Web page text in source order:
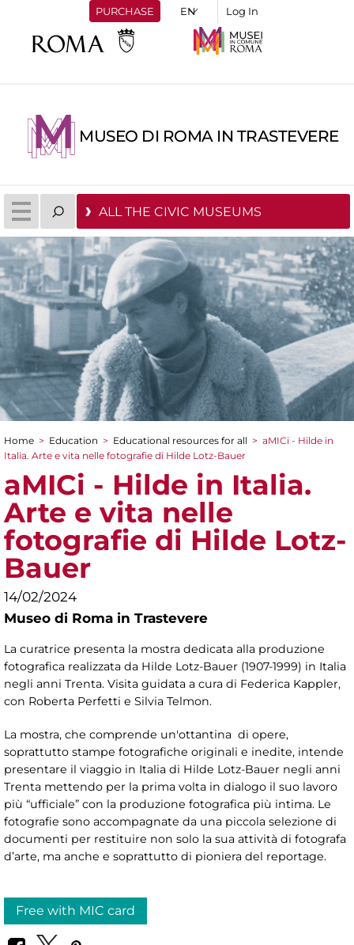
PURCHASE Log In
MUSEO DI ROMA IN TRASTEVERE
ALL THE CIVIC MUSEUMS
You are here
Home > Education > Educational resources for all > aMICi - Hilde in
Italia. Arte e vita nelle fotografie di Hilde Lotz-Bauer
aMICi - Hilde in Italia.
Arte e vita nelle
fotografie di Hilde Lotz-
Bauer
14/02/2024
Museo di Roma in Trastevere
La curatrice presenta la mostra dedicata alla produzione
fotografica realizzata da Hilde Lotz-Bauer (1907-1999) in Italia
negli anni Trenta. Visita guidata a cura di Federica Kappler,
con Roberta Perfetti e Silvia Telmon.
La mostra, che comprende un'ottantina di opere,
soprattutto stampe fotografiche originali e inedite, intende
presentare il viaggio in Italia di Hilde Lotz-Bauer negli anni
Trenta mettendo per la prima volta in dialogo il suo lavoro
più “ufficiale” con la produzione fotografica più intima. Le
fotografie sono accompagnate da una piccola selezione di
documenti per restituire non solo la sua attività di fotografa
d’arte, ma anche e soprattutto di pioniera del reportage.
Free with MIC card